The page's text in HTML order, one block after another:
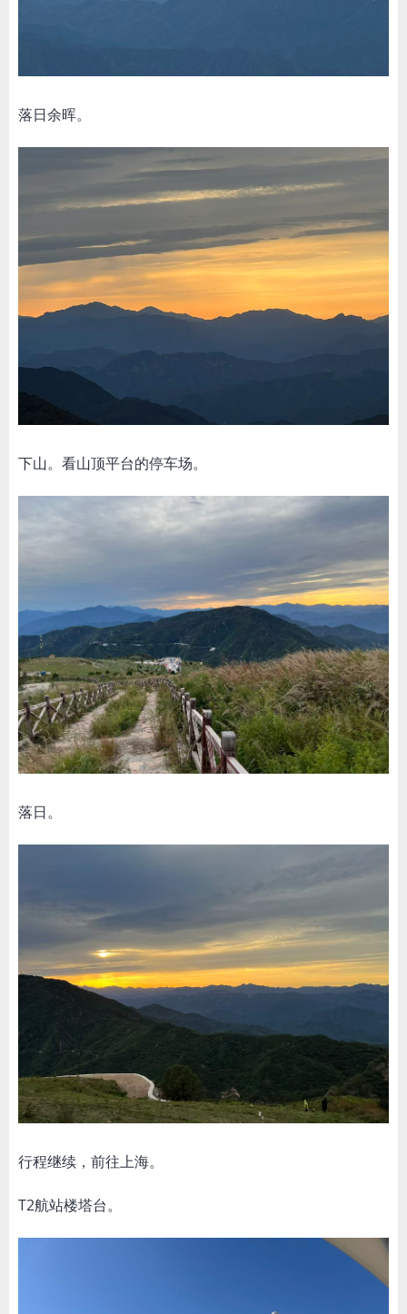
落日余晖。
下山。看山顶平台的停车场。
落日。
行程继续，前往上海。
T2航站楼塔台。